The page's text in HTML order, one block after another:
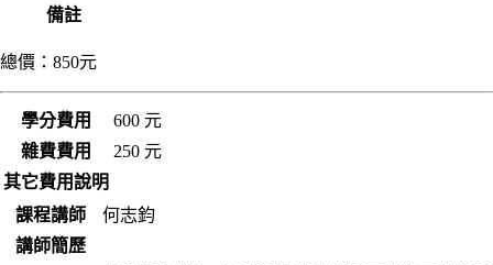
備註
總價： 850元
學分費用
600 元
雜費費用
250 元
其它費用說明
課程講師
何志鈞
講師簡歷